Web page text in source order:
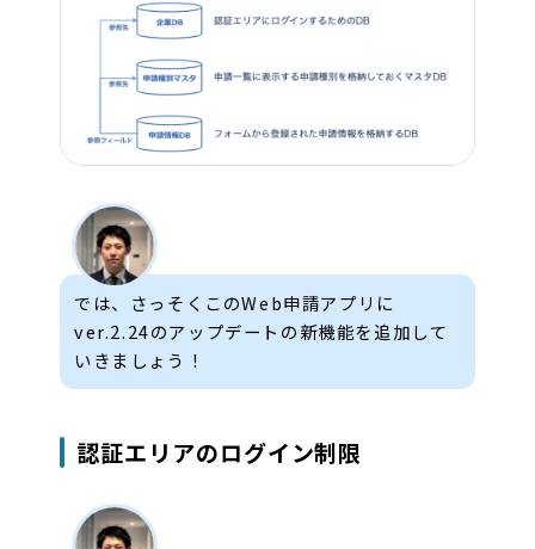
では、さっそくこのWeb申請アプリに
ver.2.24のアップデートの新機能を追加して
いきましょう！
認証エリアのログイン制限